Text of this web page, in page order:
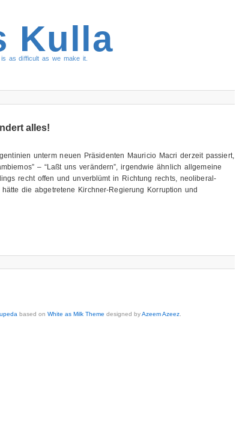
Kulla
as difficult as we make it.
alles!
unterm neuen Präsidenten Mauricio ‪Macri‬ derzeit passiert,
– “Laßt uns verändern”, irgendwie ähnlich allgemeine
recht offen und unverblümt in Richtung rechts, neoliberal-
die abgetretene ‪Kirchner‬-Regierung Korruption und
based onWhite as Milk Theme designed byAzeem Azeez